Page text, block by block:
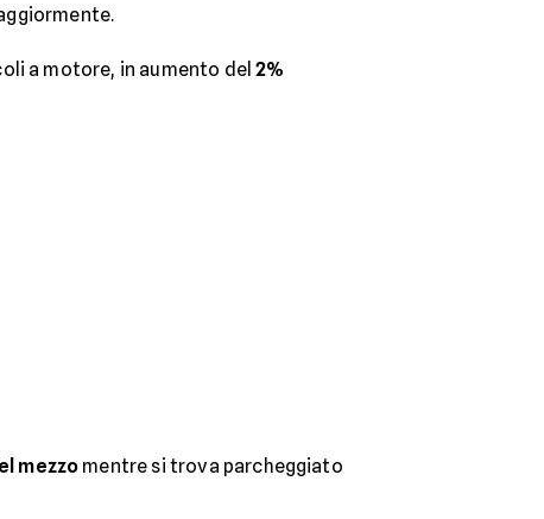
a motore, in aumento del2%
mezzo mentre si trova parcheggiato